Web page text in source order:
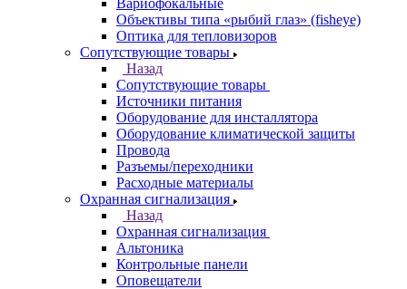
Вариофокальные
Объективы типа «рыбий глаз» (fisheye)
Оптика для тепловизоров
Сопутствующие товары
Назад
Сопутствующие товары
Источники питания
Оборудование для инсталлятора
Оборудование климатической защиты
Провода
Разъемы/переходники
Расходные материалы
Охранная сигнализация
Назад
Охранная сигнализация
Альтоника
Контрольные панели
Оповещатели